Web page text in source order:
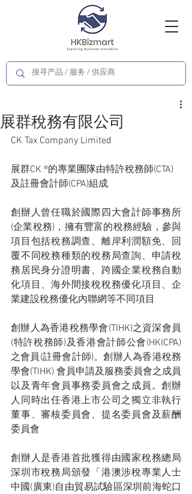
展群稅務有限公司
CK Tax Company Limited
展群CK ®的專業團隊由特許稅務師(CTA)
及註冊會計師(CPA)組成
創辦人曾任職於國際四大會計師事務所
(企業稅務)，擁有豐富的稅務經驗，參與
項目包括稅務調查、離岸利潤額免、回
覆不同稅務種類的稅務局查詢、申請稅
務居民身分證明書、跨國企業稅務自動
化項目、海外間接稅稅務優化項目、企
業建設稅務優化內聯網等不同項目
創辦人為香港稅務學會(TIHK)之資深會員
(特許稅務師)及香港會計師公會(HKICPA)
之會員(註冊會計師)。創辦人為香港稅務
學會(TIHK) 會員申請及服務委員會之成員
以及青年會員事務委員會之成員。創辦
人同時出任香港上市公司之獨立非執行
董事、審核委員會、提名委員會及薪酬
委員會
創辦人是香港首批獲得由國家稅務總局
深圳市稅務局頒發「港澳涉稅專業人士
中國(廣東)自由貿易試驗區深圳前海蛇口